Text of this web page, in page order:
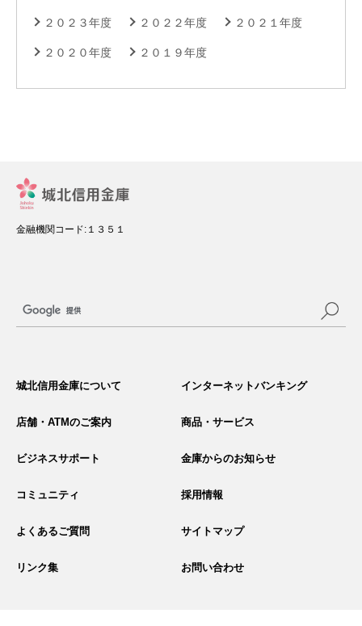
２０２３年度 ２０２２年度 ２０２１年度
２０２０年度 ２０１９年度
金融機関コード:１３５１
城北信用金庫について インターネットバンキング
店舗・ATMのご案内 商品・サービス
ビジネスサポート 金庫からのお知らせ
コミュニティ 採用情報
よくあるご質問 サイトマップ
リンク集 お問い合わせ